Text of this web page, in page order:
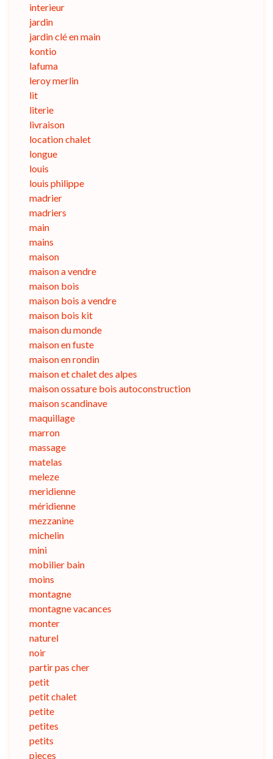
interieur
jardin
jardin clé en main
kontio
lafuma
leroy merlin
lit
literie
livraison
location chalet
longue
louis
louis philippe
madrier
madriers
main
mains
maison
maison a vendre
maison bois
maison bois a vendre
maison bois kit
maison du monde
maison en fuste
maison en rondin
maison et chalet des alpes
maison ossature bois autoconstruction
maison scandinave
maquillage
marron
massage
matelas
meleze
meridienne
méridienne
mezzanine
michelin
mini
mobilier bain
moins
montagne
montagne vacances
monter
naturel
noir
partir pas cher
petit
petit chalet
petite
petites
petits
pieces